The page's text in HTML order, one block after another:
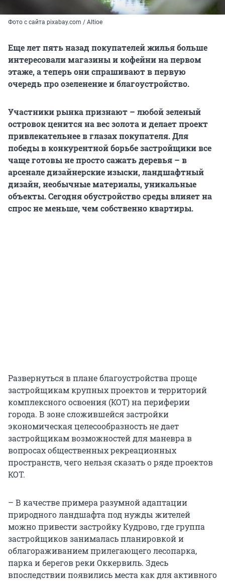
Фото с сайта pixabay.com / Altioe
Еще лет пять назад покупателей жилья больше
интересовали магазины и кофейни на первом
этаже, а теперь они спрашивают в первую
очередь про озеленение и благоустройство.
Участники рынка признают – любой зеленый
островок ценится на вес золота и делает проект
привлекательнее в глазах покупателя. Для
победы в конкурентной борьбе застройщики все
чаще готовы не просто сажать деревья – в
арсенале дизайнерские изыски, ландшафтный
дизайн, необычные материалы, уникальные
объекты. Сегодня обустройство среды влияет на
спрос не меньше, чем собственно квартиры.
Развернуться в плане благоустройства проще
застройщикам крупных проектов и территорий
комплексного освоения (КОТ) на периферии
города. В зоне сложившейся застройки
экономическая целесообразность не дает
застройщикам возможностей для маневра в
вопросах общественных рекреационных
пространств, чего нельзя сказать о ряде проектов
КОТ.
– В качестве примера разумной адаптации
природного ландшафта под нужды жителей
можно привести застройку Кудрово, где группа
застройщиков занималась планировкой и
облагораживанием прилегающего лесопарка,
парка и берегов реки Оккервиль. Здесь
впоследствии появились места как для активного